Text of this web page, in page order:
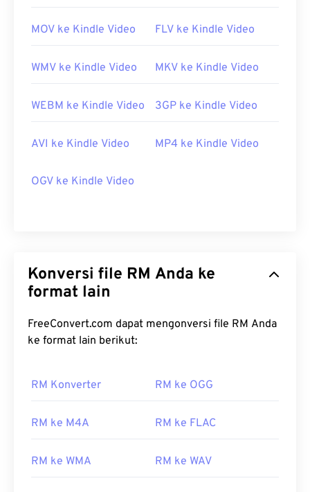
MOV ke Kindle Video FLV ke Kindle Video
WMV ke Kindle Video MKV ke Kindle Video
WEBM ke Kindle Video 3GP ke Kindle Video
AVI ke Kindle Video MP4 ke Kindle Video
OGV ke Kindle Video
Konversi file RM Anda ke
format lain
FreeConvert.com dapat mengonversi file RM Anda
ke format lain berikut:
RM Konverter RM ke OGG
RM ke M4A RM ke FLAC
RM ke WMA RM ke WAV